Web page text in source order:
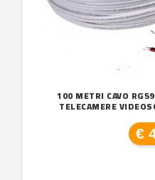
100 METRI CAVO
TELECAMERE
€